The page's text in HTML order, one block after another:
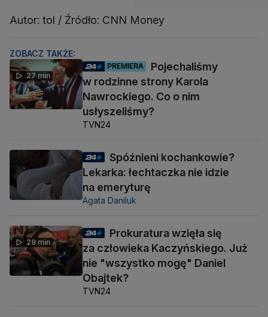
Autor: tol / Źródło: CNN Money
ZOBACZ TAKŻE:
27 min
PREMIERA
Pojechaliśmy
w rodzinne strony Karola
Nawrockiego. Co o nim
usłyszeliśmy?
TVN24
Spóźnieni kochankowie?
Lekarka: łechtaczka nie idzie
na emeryturę
Agata Daniluk
28 min
Prokuratura wzięła się
za człowieka Kaczyńskiego. Już
nie "wszystko mogę" Daniel
Obajtek?
TVN24